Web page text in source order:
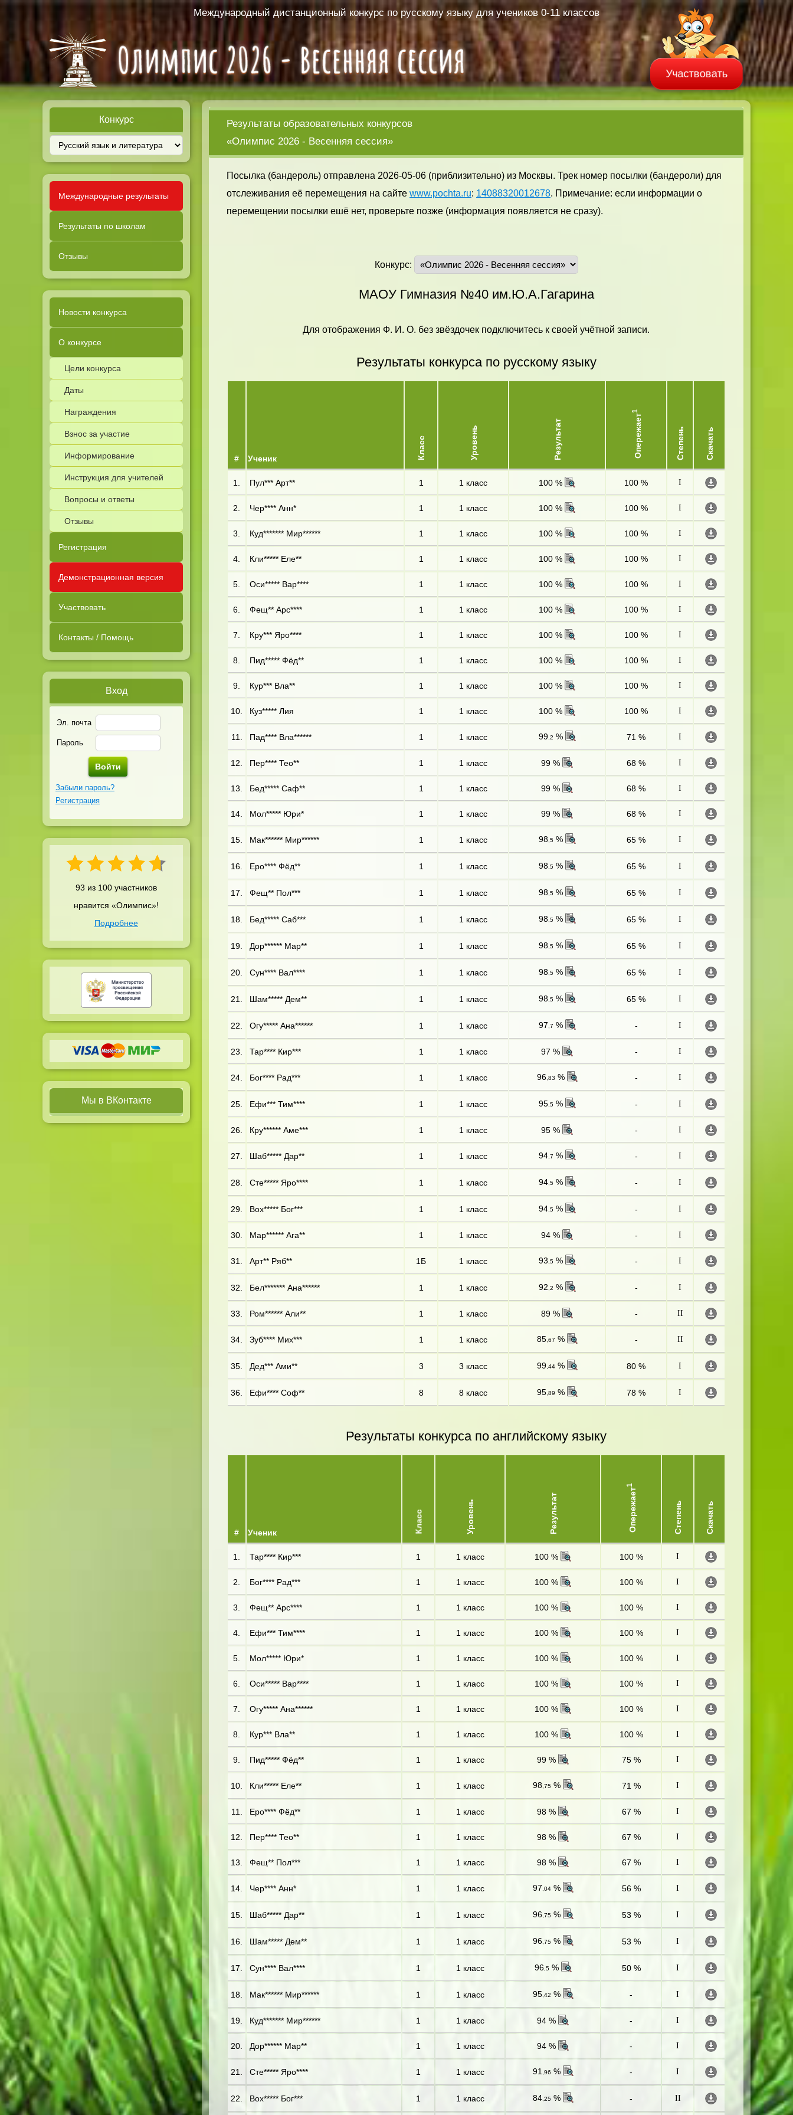
Международный дистанционный конкурс по русскому языку для учеников 0-11 классов
Участвовать
Конкурс
Международные результаты
Результаты по школам
Отзывы
Новости конкурса
О конкурсе
Цели конкурса
Даты
Награждения
Взнос за участие
Информирование
Инструкция для учителей
Вопросы и ответы
Отзывы
Регистрация
Демонстрационная версия
Участвовать
Контакты / Помощь
Вход
Эл. почта
Пароль
Забыли пароль?
Регистрация
93 из 100 участников
нравится «Олимпис»!
Подробнее
Мы в ВКонтакте
Результаты образовательных конкурсов
«Олимпис 2026 - Весенняя сессия»
Посылка (бандероль) отправлена 2026-05-06 (приблизительно) из Москвы. Трек номер посылки (бандероли) для
отслеживания её перемещения на сайте www.pochta.ru: 14088320012678. Примечание: если информации о
перемещении посылки ешё нет, проверьте позже (информация появляется не сразу).
Конкурс:
МАОУ Гимназия №40 им.Ю.А.Гагарина
Для отображения Ф. И. О. без звёздочек подключитесь к своей учётной записи.
Результаты конкурса по русскому языку
# Ученик Класс Уровень Результат Опережает
1
Степень Скачать
1. Пул*** Арт** 1 1 класс 100 % 100 % I
2. Чер**** Анн* 1 1 класс 100 % 100 % I
3. Куд******* Мир****** 1 1 класс 100 % 100 % I
4. Кли***** Еле** 1 1 класс 100 % 100 % I
5. Оси***** Вар**** 1 1 класс 100 % 100 % I
6. Фещ** Арс**** 1 1 класс 100 % 100 % I
7. Кру*** Яро**** 1 1 класс 100 % 100 % I
8. Пид***** Фёд** 1 1 класс 100 % 100 % I
9. Кур*** Вла** 1 1 класс 100 % 100 % I
10. Куз***** Лия 1 1 класс 100 % 100 % I
11. Пад**** Вла****** 1 1 класс 99,2 % 71 % I
12. Пер**** Тео** 1 1 класс 99 % 68 % I
13. Бед***** Саф** 1 1 класс 99 % 68 % I
14. Мол***** Юри* 1 1 класс 99 % 68 % I
15. Мак****** Мир****** 1 1 класс 98,5% 65 % I
16. Еро**** Фёд** 1 1 класс 98,5% 65 % I
17. Фещ** Пол*** 1 1 класс 98,5% 65 % I
18. Бед***** Саб*** 1 1 класс 98,5% 65 % I
19. Дор****** Мар** 1 1 класс 98,5% 65 % I
20. Сун**** Вал**** 1 1 класс 98,5% 65 % I
21. Шам***** Дем** 1 1 класс 98,5% 65 % I
22. Огу***** Ана****** 1 1 класс 97 ,7 % - I
23. Тар**** Кир*** 1 1 класс 97 % - I
24. Бог**** Рад*** 1 1 класс 96,83 % - I
25. Ефи*** Тим**** 1 1 класс 95,5% - I
26. Кру****** Аме*** 1 1 класс 95 % - I
27. Шаб***** Дар** 1 1 класс 94,7 % - I
28. Сте***** Яро**** 1 1 класс 94,5% - I
29. Вох***** Бог*** 1 1 класс 94,5% - I
30. Мар****** Ага** 1 1 класс 94 % - I
31. Арт** Ряб** 1Б 1 класс 93 ,5% - I
32. Бел******* Ана****** 1 1 класс 92 ,2 % - I
33. Ром****** Али** 1 1 класс 89 % - II
34. Зуб**** Мих*** 1 1 класс 85,67 % - II
35. Дед*** Ами** 3 3 класс 99,44% 80 % I
36. Ефи**** Соф** 8 8 класс 95,89 % 78 % I
Результаты конкурса по английскому языку
# Ученик Класс Уровень Результат Опережает
1
Степень Скачать
1. Тар**** Кир*** 1 1 класс 100 % 100 % I
2. Бог**** Рад*** 1 1 класс 100 % 100 % I
3. Фещ** Арс**** 1 1 класс 100 % 100 % I
4. Ефи*** Тим**** 1 1 класс 100 % 100 % I
5. Мол***** Юри* 1 1 класс 100 % 100 % I
6. Оси***** Вар**** 1 1 класс 100 % 100 % I
7. Огу***** Ана****** 1 1 класс 100 % 100 % I
8. Кур*** Вла** 1 1 класс 100 % 100 % I
9. Пид***** Фёд** 1 1 класс 99 % 75 % I
10. Кли***** Еле** 1 1 класс 98,75% 71 % I
11. Еро**** Фёд** 1 1 класс 98 % 67 % I
12. Пер**** Тео** 1 1 класс 98 % 67 % I
13. Фещ** Пол*** 1 1 класс 98 % 67 % I
14. Чер**** Анн* 1 1 класс 97 ,04% 56 % I
15. Шаб***** Дар** 1 1 класс 96,75% 53 % I
16. Шам***** Дем** 1 1 класс 96,75% 53 % I
17. Сун**** Вал**** 1 1 класс 96,5% 50 % I
18. Мак****** Мир****** 1 1 класс 95,42 % - I
19. Куд******* Мир****** 1 1 класс 94 % - I
20. Дор****** Мар** 1 1 класс 94 % - I
21. Сте***** Яро**** 1 1 класс 91 ,96 % - I
22. Вох***** Бог*** 1 1 класс 84,25% - II